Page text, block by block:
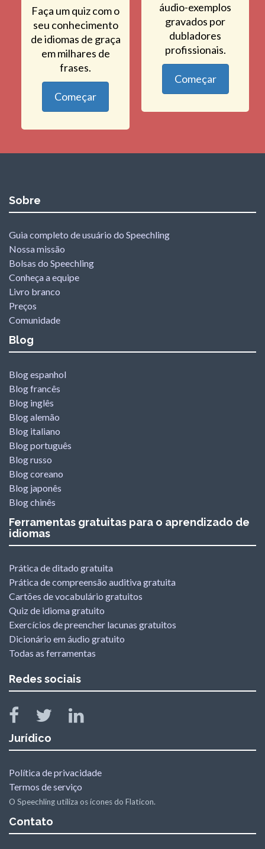
Faça um quiz com o
seu conhecimento
de idiomas de graça
em milhares de
frases.
Começar
áudio-exemplos
gravados por
dubladores
profissionais.
Começar
Sobre
Guia completo de usuário do Speechling
Nossa missão
Bolsas do Speechling
Conheça a equipe
Livro branco
Preços
Comunidade
Blog
Blog espanhol
Blog francês
Blog inglês
Blog alemão
Blog italiano
Blog português
Blog russo
Blog coreano
Blog japonês
Blog chinês
Ferramentas gratuitas para o aprendizado de
idiomas
Prática de ditado gratuita
Prática de compreensão auditiva gratuita
Cartões de vocabulário gratuitos
Quiz de idioma gratuito
Exercícios de preencher lacunas gratuitos
Dicionário em áudio gratuito
Todas as ferramentas
Redes sociais
Jurídico
Política de privacidade
Termos de serviço
O Speechling utiliza os ícones do Flaticon.
Contato